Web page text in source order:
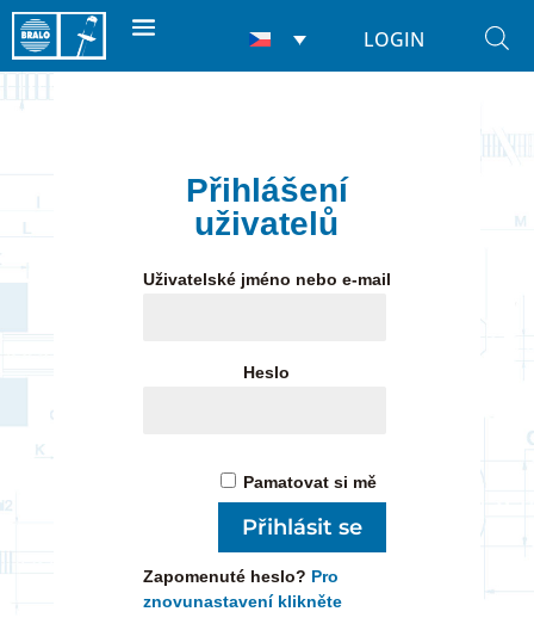
LOGIN
Přihlášení
uživatelů
Uživatelské jméno nebo e-mail
Heslo
Pamatovat si mě
Zapomenuté heslo? Pro
znovunastavení klikněte